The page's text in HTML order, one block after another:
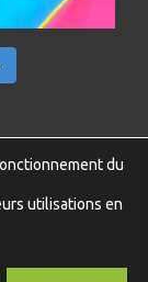
réservés –
du
utilisations en